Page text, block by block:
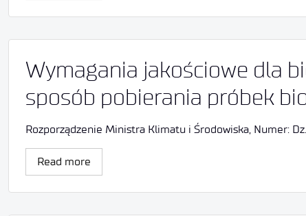
Wymagania jakościowe dla
sposób pobierania próbek
Rozporządzenie Ministra Klimatu i Środowiska, Numer:
Read more